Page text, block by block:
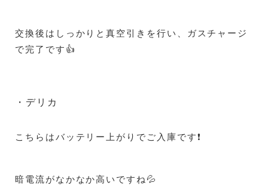
交換後はしっかりと真空引きを行い、ガスチャージ
で完了です👍
・デリカ
こちらはバッテリー上がりでご入庫です❗
暗電流がなかなか高いですね💦